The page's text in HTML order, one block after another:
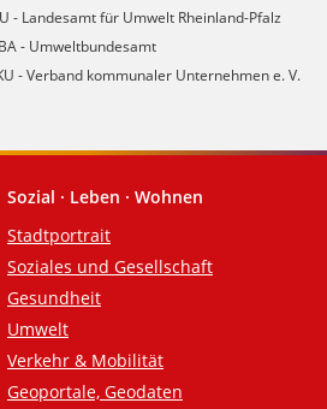
- Landesamt für Umwelt Rheinland-Pfalz
- Umweltbundesamt
- Verband kommunaler Unternehmen e. V.
Sozial · Leben · Wohnen
Stadtportrait
Soziales und Gesellschaft
Gesundheit
Umwelt
Verkehr & Mobilität
Geoportale, Geodaten